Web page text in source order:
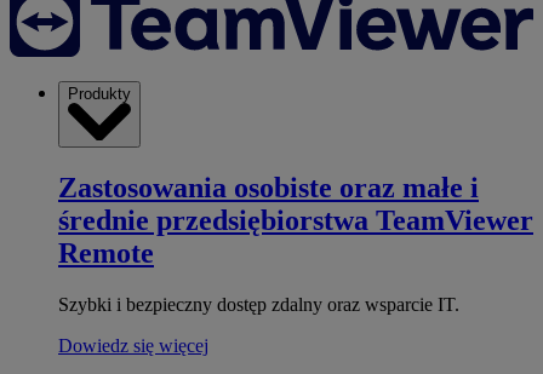
Produkty
Zastosowania osobiste oraz małe i
średnie przedsiębiorstwa TeamViewer
Remote
Szybki i bezpieczny dostęp zdalny oraz wsparcie IT.
Dowiedz się więcej